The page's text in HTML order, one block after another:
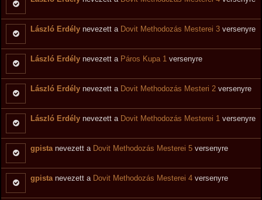
László Erdély nevezett a Dovit Methodozás Mesterei 3 versenyre
László Erdély nevezett a Páros Kupa 1 versenyre
László Erdély nevezett a Dovit Methodozás Mesteri 2 versenyre
László Erdély nevezett a Dovit Methodozás Mesterei 1 versenyre
gpistanevezett a Dovit Methodozás Mesterei 5 versenyre
gpistanevezett a Dovit Methodozás Mesterei 4 versenyre